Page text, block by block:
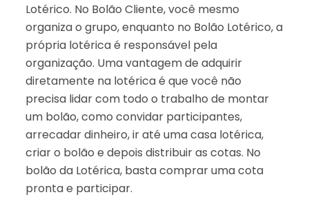
Lotérico. No Bolão Cliente, você mesmo
organiza o grupo, enquanto no Bolão Lotérico, a
própria lotérica é responsável pela
organização. Uma vantagem de adquirir
diretamente na lotérica é que você não
precisa lidar com todo o trabalho de montar
um bolão, como convidar participantes,
arrecadar dinheiro, ir até uma casa lotérica,
criar o bolão e depois distribuir as cotas. No
bolão da Lotérica, basta comprar uma cota
pronta e participar.